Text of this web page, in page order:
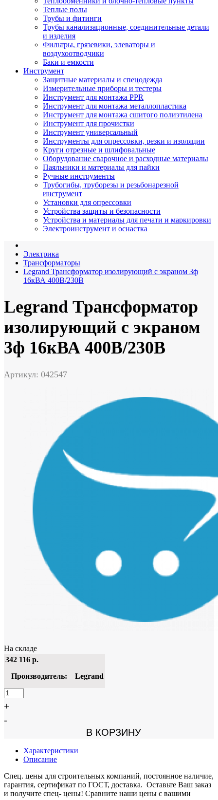
Теплые полы
Трубы и фитинги
Трубы канализационные, соединительные детали
и изделия
Фильтры, грязевики, элеваторы и
воздухоотводчики
Баки и емкости
Инструмент
Защитные материалы и спецодежда
Измерительные приборы и тестеры
Инструмент для монтажа PPR
Инструмент для монтажа металлопластика
Инструмент для монтажа сшитого полиэтилена
Инструмент для прочистки
Инструмент универсальный
Инструменты для опрессовки, резки и изоляции
Круги отрезные и шлифовальные
Оборудование сварочное и расходные материалы
Паяльники и материалы для пайки
Ручные инструменты
Трубогибы, труборезы и резьбонарезной
инструмент
Установки для опрессовки
Устройства защиты и безопасности
Устройства и материалы для печати и маркировки
Электроинструмент и оснастка
Электрика
Трансформаторы
Legrand Трансформатор изолирующий с экраном 3ф
16кВА 400В/230В
Legrand Трансформатор
изолирующий с экраном
3ф 16кВА 400В/230В
Артикул: 042547
На складе
342 116 р.
Производитель:
Legrand
+
-
В КОРЗИНУ
Характеристики
Описание
Спец. цены для строительных компаний, постоянное наличие,
гарантия, сертификат по ГОСТ, доставка. Оставьте Ваш заказ
и получите спец- цены! Сравните наши цены с вашими